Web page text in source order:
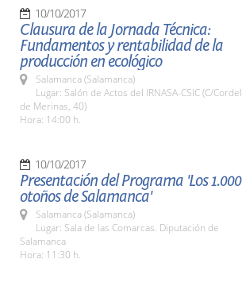
10/10/2017
Clausura de la Jornada Técnica:
Fundamentos y rentabilidad de la
producción en ecológico
Salamanca (Salamanca)
Lugar: Salón de Actos del IRNASA-CSIC (C/Cordel
de Merinas, 40)
Hora: 14:00 h.
10/10/2017
Presentación del Programa 'Los 1.000
otoños de Salamanca'
Salamanca (Salamanca)
Lugar: Sala de las Comarcas. Diputación de
Salamanca
Hora: 11:30 h.